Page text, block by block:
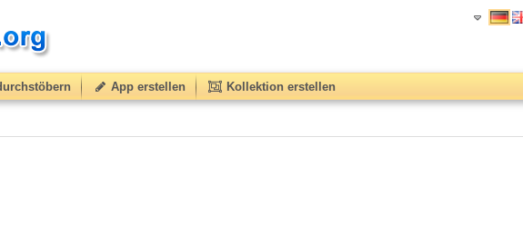
App erstellen Kollektion erstellen